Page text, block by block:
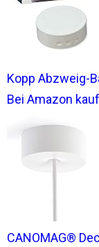
Kopp Abzweig-
Bei Amazon
CANOMAG®